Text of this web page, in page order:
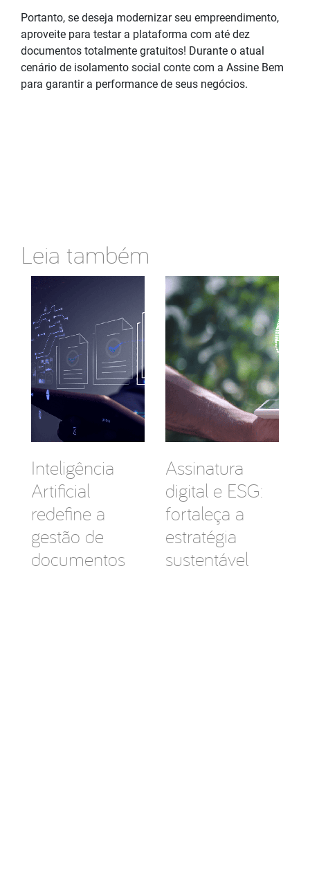
Portanto, se deseja modernizar seu empreendimento,
aproveite para testar a plataforma com até dez
documentos totalmente gratuitos! Durante o atual
cenário de isolamento social conte com a Assine Bem
para garantir a performance de seus negócios.
Leia também
Inteligência
Artificial
redefine a
gestão de
documentos
Assinatura
digital e ESG:
fortaleça a
estratégia
sustentável